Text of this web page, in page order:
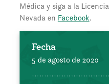
Médica y siga a la
Nevada en Facebook.
Fecha
5 de agosto de 2020